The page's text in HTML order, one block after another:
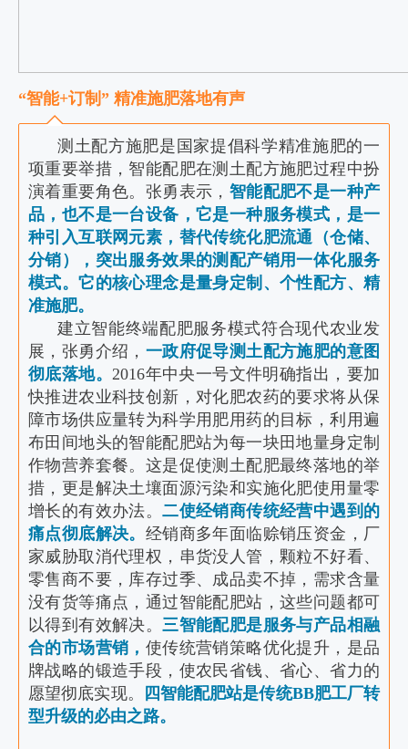
“智能+订制” 精准施肥落地有声
测土配方施肥是国家提倡科学精准施肥的一
项重要举措，智能配肥在测土配方施肥过程中扮
演着重要角色。张勇表示， 智能配肥不是一种产
品，也不是一台设备，它是一种服务模式，是一
种引入互联网元素，替代传统化肥流通（仓储、
分销），突出服务效果的测配产销用一体化服务
模式。它的核心理念是量身定制、个性配方、精
准施肥。
建立智能终端配肥服务模式符合现代农业发
展，张勇介绍， 一政府促导测土配方施肥的意图
彻底落地。2016年中央一号文件明确指出，要加
快推进农业科技创新，对化肥农药的要求将从保
障市场供应量转为科学用肥用药的目标，利用遍
布田间地头的智能配肥站为每一块田地量身定制
作物营养套餐。这是促使测土配肥最终落地的举
措，更是解决土壤面源污染和实施化肥使用量零
增长的有效办法。二使经销商传统经营中遇到的
痛点彻底解决。 经销商多年面临赊销压资金，厂
家威胁取消代理权，串货没人管，颗粒不好看、
零售商不要，库存过季、成品卖不掉，需求含量
没有货等痛点，通过智能配肥站，这些问题都可
以得到有效解决。三智能配肥是服务与产品相融
合的市场营销， 使传统营销策略优化提升，是品
牌战略的锻造手段，使农民省钱、省心、省力的
愿望彻底实现。
四智能配肥站是传统BB肥工厂转
型升级的必由之路。